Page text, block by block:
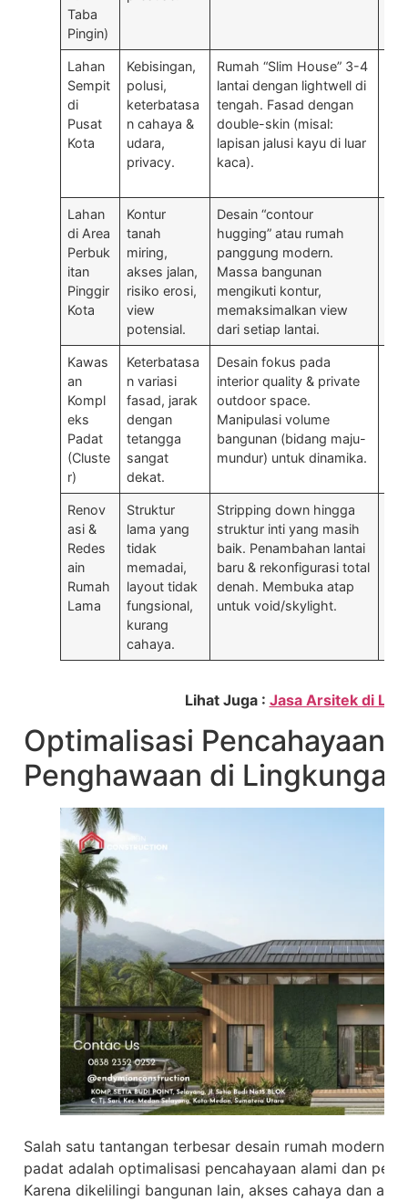
Taba
Pingin)
Lahan
Sempit
di
Pusat
Kota
Kebisingan,
polusi,
keterbatasa
n cahaya &
udara,
privacy.
Rumah “Slim House” 3-4
lantai dengan lightwell di
tengah. Fasad dengan
double-skin (misal:
lapisan jalusi kayu di luar
kaca).
Lahan
di Area
Perbuk
itan
Pinggir
Kota
Kontur
tanah
miring,
akses jalan,
risiko erosi,
view
potensial.
Desain “contour
hugging” atau rumah
panggung modern.
Massa bangunan
mengikuti kontur,
memaksimalkan view
dari setiap lantai.
Kawas
an
Kompl
eks
Padat
(Cluste
r)
Keterbatasa
n variasi
fasad, jarak
dengan
tetangga
sangat
dekat.
Desain fokus pada
interior quality & private
outdoor space.
Manipulasi volume
bangunan (bidang maju-
mundur) untuk dinamika.
Renov
asi &
Redes
ain
Rumah
Lama
Struktur
lama yang
tidak
memadai,
layout tidak
fungsional,
kurang
cahaya.
Stripping down hingga
struktur inti yang masih
baik. Penambahan lantai
baru & rekonfigurasi total
denah. Membuka atap
untuk void/skylight.
Lihat Juga : Jasa Arsitek di
Optimalisasi Pencahayaan
Penghawaan di
Salah satu tantangan terbesar desain rumah modern
padat adalah optimalisasi pencahayaan alami dan
Karena dikelilingi bangunan lain, akses cahaya dan